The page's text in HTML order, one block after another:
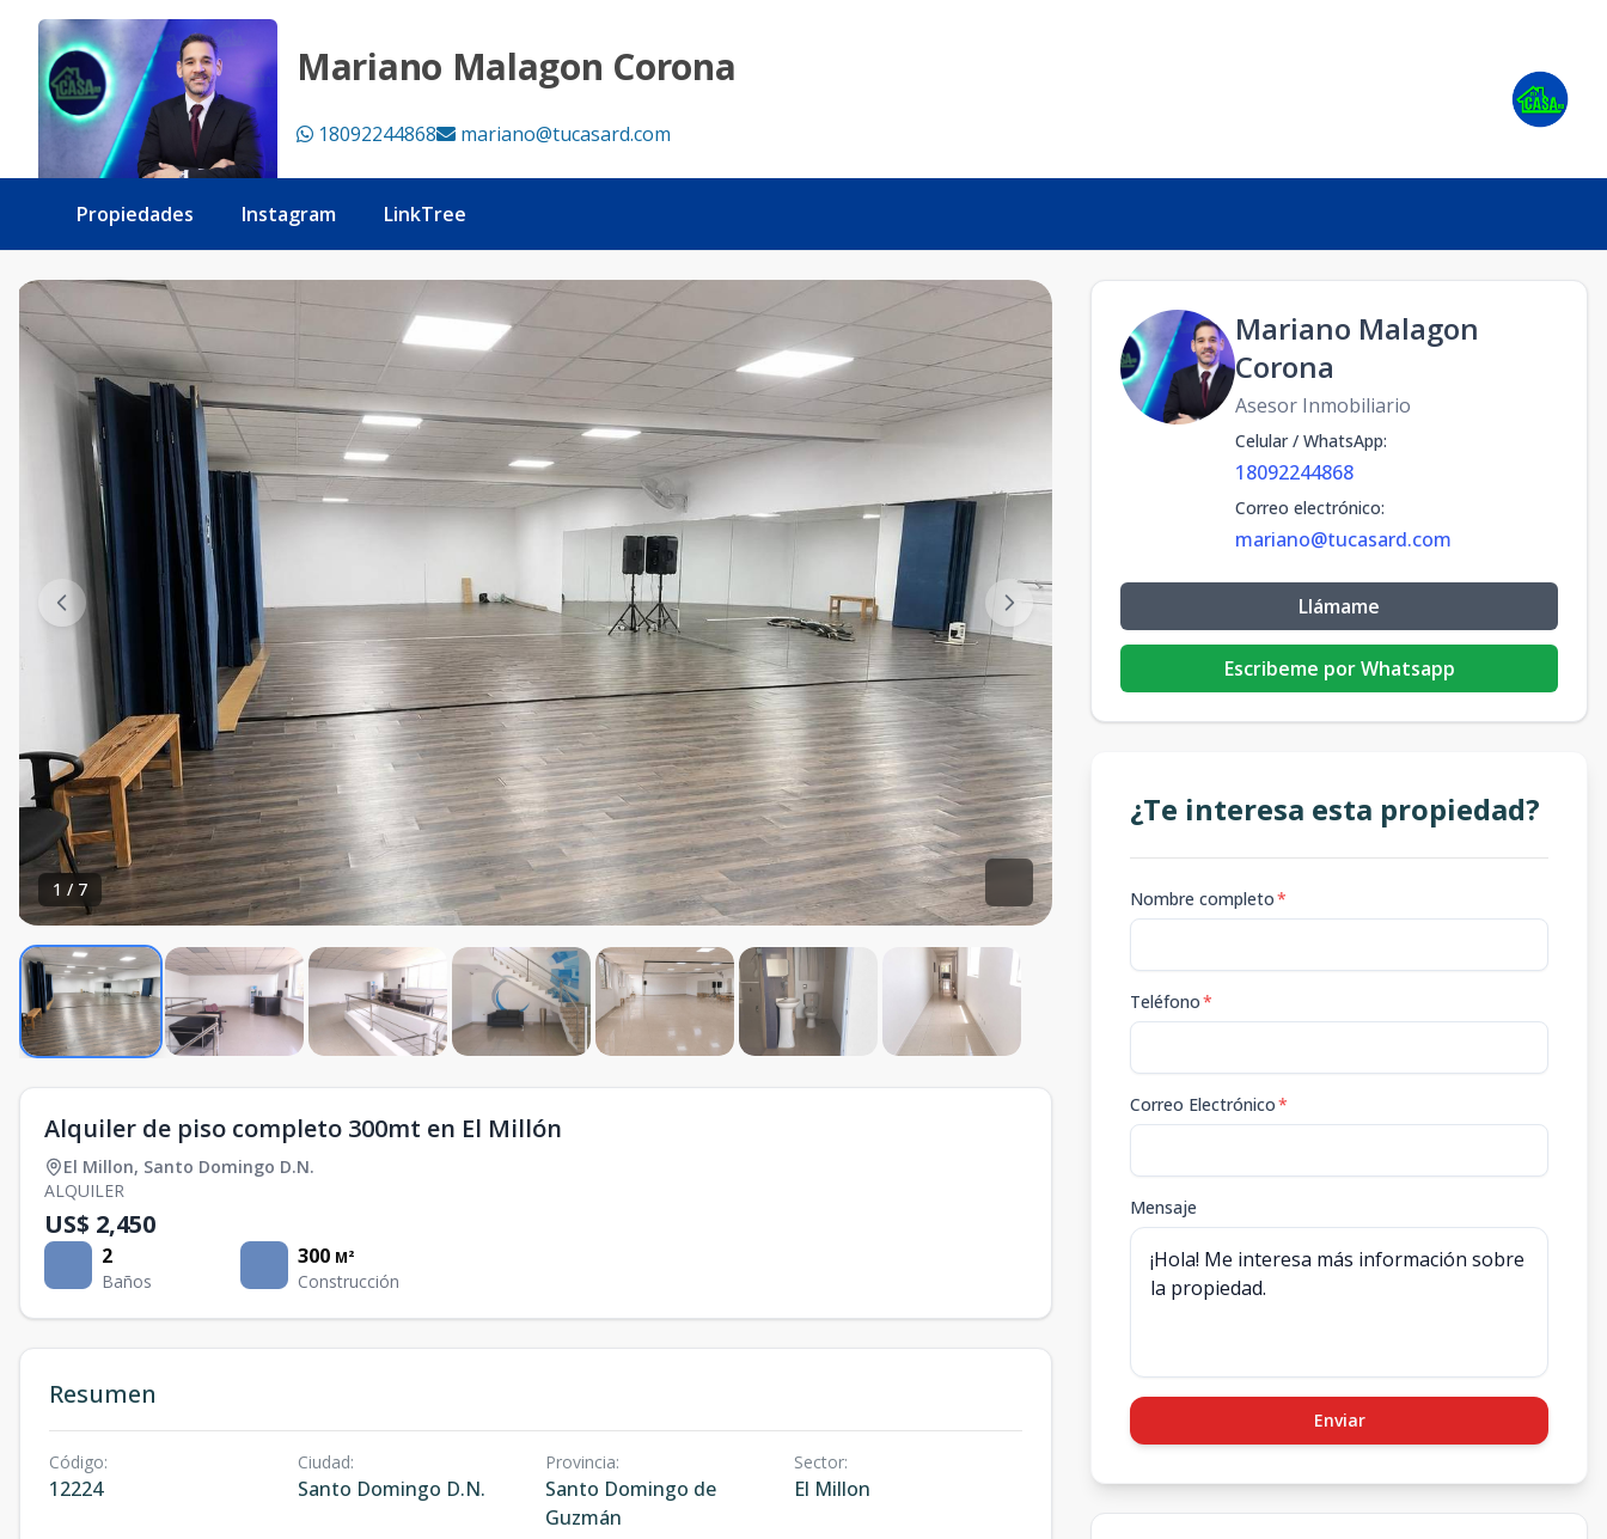
Mariano Malagon Corona
18092244868 mariano@tucasard.com
Propiedades Instagram LinkTree
1 / 7
Alquiler de piso completo 300mt en El Millón
El Millon, Santo Domingo D.N.
ALQUILER
US$ 2,450
2
Baños
300 M²
Construcción
Resumen
Código:
12224
Ciudad:
Santo Domingo D.N.
Provincia:
Santo Domingo de
Guzmán
Sector:
El Millon
Mariano Malagon
Corona
Asesor Inmobiliario
Celular / WhatsApp:
18092244868
Correo electrónico:
mariano@tucasard.com
Llámame
Escribeme por Whatsapp
¿Te interesa esta propiedad?
Nombre completo*
Teléfono*
Correo Electrónico*
Mensaje
Enviar
Alquiler de piso completo 300mt en El Millón - Tu Casa RD